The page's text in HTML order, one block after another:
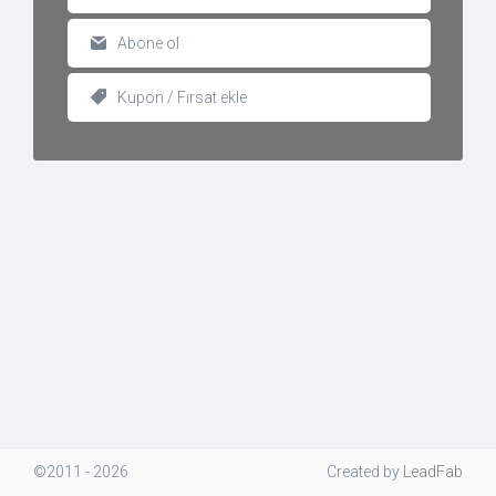
Abone ol
Kupon / Fırsat ekle
©2011 - 2026 Created by LeadFab